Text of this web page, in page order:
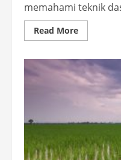
memahami teknik
Read MoreRead
more
Memelihara
Sapi
yang
Baik
dan
Pemula